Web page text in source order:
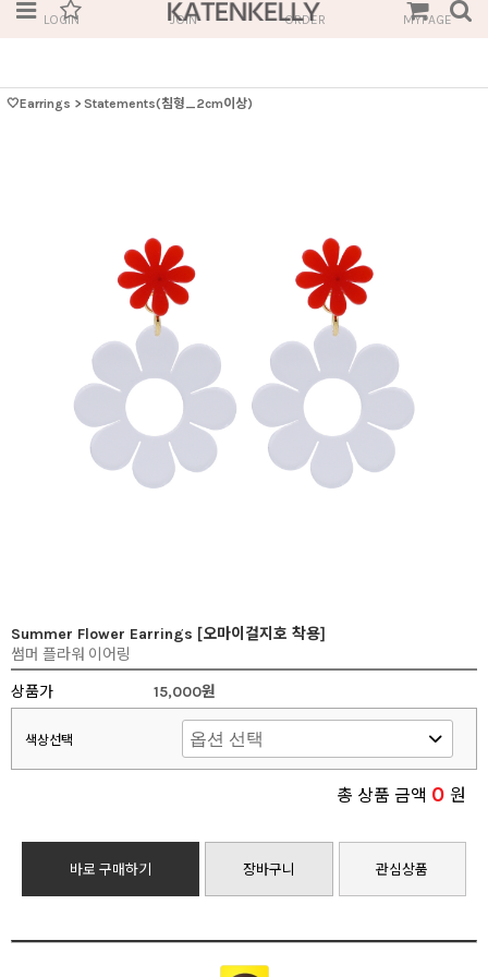
LOGIN JOIN ORDER MYPAGE
🤍Earrings > Statements(침형_2cm이상)
Summer Flower Earrings [오마이걸지호 착용]
썸머 플라워 이어링
상품가
15,000원
색상선택
총 상품 금액 0 원
바로 구매하기 장바구니 관심상품